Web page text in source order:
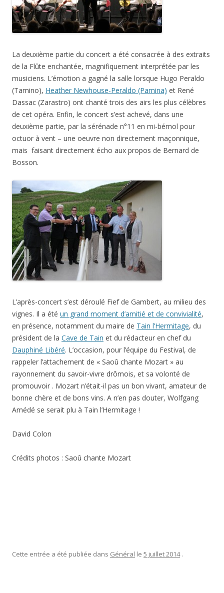
La deuxième partie du concert a été consacrée à des extraits
de la Flûte enchantée, magnifiquement interprétée par les
musiciens. L’émotion a gagné la salle lorsque Hugo Peraldo
(Tamino), Heather Newhouse-Peraldo (Pamina) et René
Dassac (Zarastro) ont chanté trois des airs les plus célèbres
de cet opéra. Enfin, le concert s’est achevé, dans une
deuxième partie, par la sérénade n°11 en mi-bémol pour
octuor à vent – une oeuvre non directement maçonnique,
mais faisant directement écho aux propos de Bernard de
Bosson.
L’après-concert s’est déroulé Fief de Gambert, au milieu des
vignes. Il a été un grand moment d’amitié et de convivialité,
en présence, notamment du maire de Tain l’Hermitage, du
président de la Cave de Tain et du rédacteur en chef du
Dauphiné Libéré. L’occasion, pour l’équipe du Festival, de
rappeler l’attachement de « Saoû chante Mozart » au
rayonnement du savoir-vivre drômois, et sa volonté de
promouvoir . Mozart n’était-il pas un bon vivant, amateur de
bonne chère et de bons vins. A n’en pas douter, Wolfgang
Amédé se serait plu à Tain l’Hermitage !
David Colon
Crédits photos : Saoû chante Mozart
Cette entrée a été publiée dans Général le 5 juillet 2014 .